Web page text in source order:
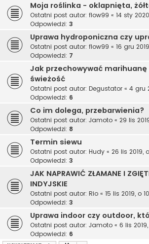
Moja roślinka - oklapnięta,
Ostatni post autor: flow99 « 14 sty
Odpowiedzi: 3
Uprawa hydroponiczna czy
Ostatni post autor: flow99 « 16 gru
Odpowiedzi: 7
Jak przechowywać marihuanę
świeżość
Ostatni post autor: Degustator « 4 gru
Odpowiedzi: 6
Co im dolega, przebarwienia?
Ostatni post autor: Jamoto « 29 lis
Odpowiedzi: 8
Termin siewu
Ostatni post autor: Hudy « 26 lis 2019,
Odpowiedzi: 3
JAK NAPRAWIĆ ZŁAMANE I
INDYJSKIE
Ostatni post autor: Rio « 15 lis 2019, o
Odpowiedzi: 3
Uprawa indoor czy outdoor,
Ostatni post autor: Jamoto « 6 lis
Odpowiedzi: 6